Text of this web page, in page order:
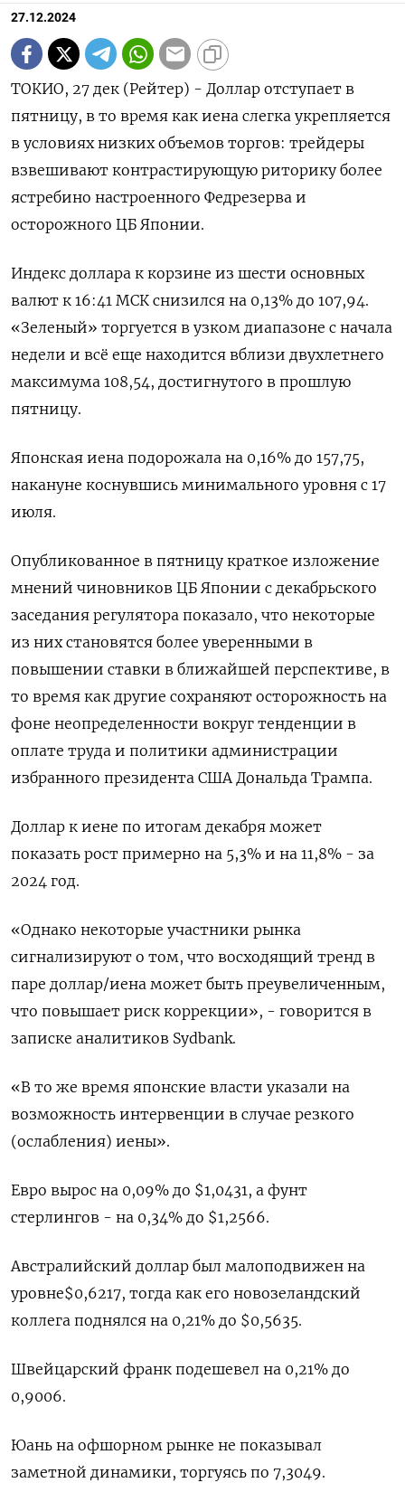
27.12.2024
ТОКИО, 27 дек (Рейтер) - Доллар отступает в
пятницу, в то время как иена слегка укрепляется
в условиях низких объемов торгов: трейдеры
взвешивают контрастирующую риторику более
ястребино настроенного Федрезерва и
осторожного ЦБ Японии.
Индекс доллара к корзине из шести основных
валют к 16:41 МСК снизился на 0,13% до 107,94.
«Зеленый» торгуется в узком диапазоне с начала
недели и всё еще находится вблизи двухлетнего
максимума 108,54, достигнутого в прошлую
пятницу.
Японская иена подорожала на 0,16% до 157,75,
накануне коснувшись минимального уровня с 17
июля.
Опубликованное в пятницу краткое изложение
мнений чиновников ЦБ Японии с декабрьского
заседания регулятора показало, что некоторые
из них становятся более уверенными в
повышении ставки в ближайшей перспективе, в
то время как другие сохраняют осторожность на
фоне неопределенности вокруг тенденции в
оплате труда и политики администрации
избранного президента США Дональда Трампа.
Доллар к иене по итогам декабря может
показать рост примерно на 5,3% и на 11,8% - за
2024 год.
«Однако некоторые участники рынка
сигнализируют о том, что восходящий тренд в
паре доллар/иена может быть преувеличенным,
что повышает риск коррекции», - говорится в
записке аналитиков Sydbank.
«В то же время японские власти указали на
возможность интервенции в случае резкого
(ослабления) иены».
Евро вырос на 0,09% до $1,0431, а фунт
стерлингов - на 0,34% до $1,2566.
Австралийский доллар был малоподвижен на
уровне$0,6217, тогда как его новозеландский
коллега поднялся на 0,21% до $0,5635.
Швейцарский франк подешевел на 0,21% до
0,9006.
Юань на офшорном рынке не показывал
заметной динамики, торгуясь по 7,3049.